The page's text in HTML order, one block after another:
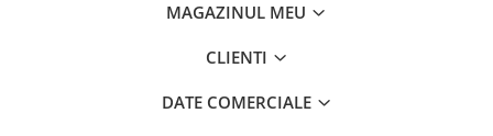
MAGAZINUL MEU
CLIENTI
DATE COMERCIALE